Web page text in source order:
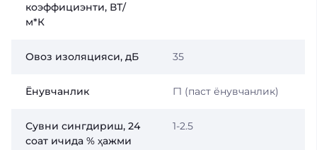
коэффициэнти, ВТ/
м*К
Овоз изоляцияси, дБ 35
Ёнувчанлик Г1 (паст ёнувчанлик)
Сувни сингдириш, 24
соат ичида % ҳажми
1-2.5